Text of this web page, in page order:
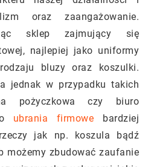
oraz zaangażowanie.
sklep zajmujący się
najlepiej jako uniformy
bluzy oraz koszulki.
jednak w przypadku takich
pożyczkowa czy biuro
ubrania firmowe
bardziej
jak np. koszula bądź
możemy zbudować zaufanie